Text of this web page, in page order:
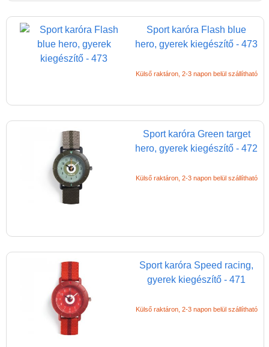
Sport karóra Flash blue
hero, gyerek kiegészítő - 473
Külső raktáron, 2-3 napon belül szállítható
Sport karóra Green target
hero, gyerek kiegészítő - 472
Külső raktáron, 2-3 napon belül szállítható
Sport karóra Speed racing,
gyerek kiegészítő - 471
Külső raktáron, 2-3 napon belül szállítható
1-3 munkanapos kiszállítás
5%-os törzsvásárlói
Akiket támogatunk
Játék rendelés - Az internetes
Reklamáció és Elállás